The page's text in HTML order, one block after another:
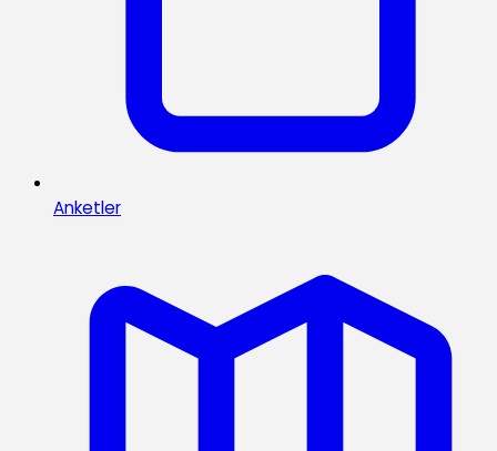
Anketler